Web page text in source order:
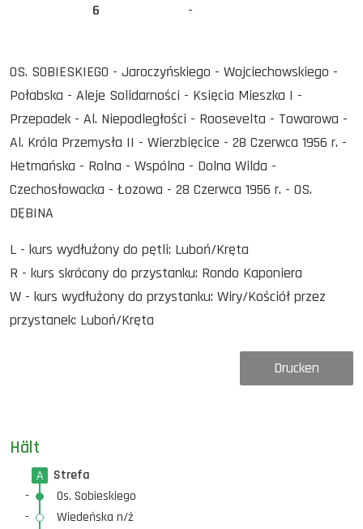
Hält
A
Strefa
-
Os. Sobieskiego
-
Wiedeńska n/ż
6
-
OS. SOBIESKIEGO - Jaroczyńskiego - Wojciechowskiego -
Połabska - Aleje Solidarności - Księcia Mieszka I -
Przepadek - Al. Niepodległości - Roosevelta - Towarowa -
Al. Króla Przemysła II - Wierzbięcice - 28 Czerwca 1956 r. -
Hetmańska - Rolna - Wspólna - Dolna Wilda -
Czechosłowacka - Łozowa - 28 Czerwca 1956 r. - OS.
DĘBINA
L - kurs wydłużony do pętli: Luboń/Kręta
R - kurs skrócony do przystanku: Rondo Kaponiera
W - kurs wydłużony do przystanku: Wiry/Kościół przez
przystanek: Luboń/Kręta
Drucken